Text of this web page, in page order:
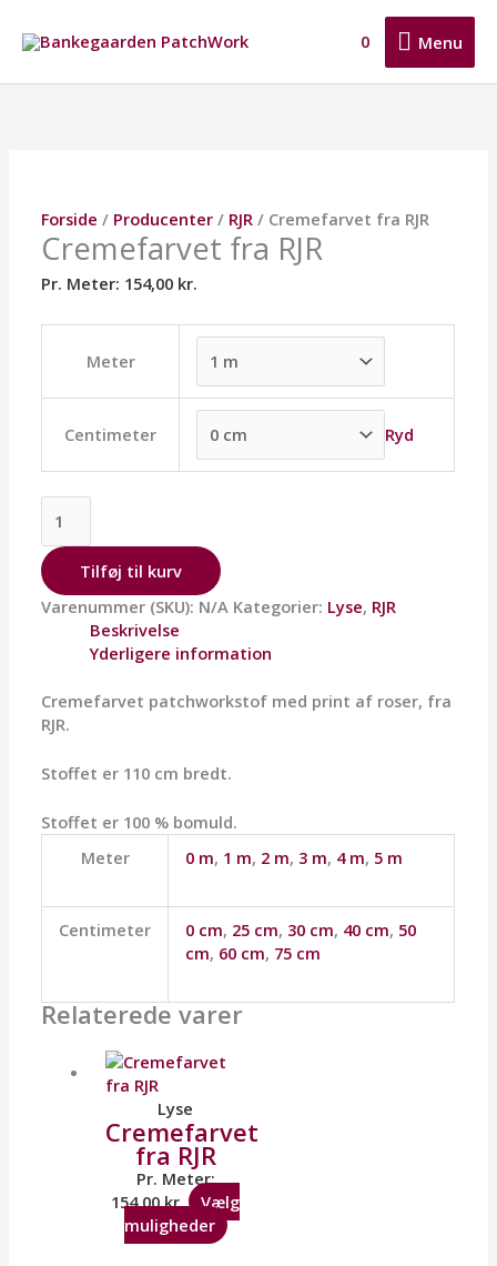
indholdet
Menu
Menu
0
Forside / Producenter / RJR / Cremefarvet fra RJR
Cremefarvet fra RJR
Pr. Meter: 154,00 kr.
Meter
Centimeter Ryd
Tilføj til kurv
Varenummer (SKU): N/A Kategorier: Lyse, RJR
Beskrivelse
Yderligere information
Cremefarvet patchworkstof med print af roser, fra
RJR.
Stoffet er 110 cm bredt.
Stoffet er 100 % bomuld.
Meter
0 m, 1 m, 2 m, 3 m, 4 m, 5 m
Centimeter 0 cm, 25 cm, 30 cm, 40 cm, 50
cm, 60 cm, 75 cm
Relaterede varer
Lyse
Cremefarvet
fra RJR
Pr. Meter:
154,00kr.
Vælg
muligheder
Mulighederne
kan
vælges
Mulighederne
kan
vælges
Mulighederne
kan
vælges